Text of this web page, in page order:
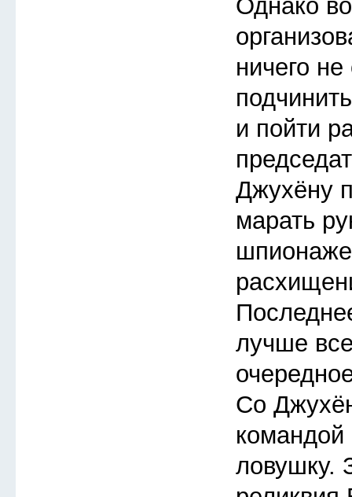
Однако
ничего
и пойти
Джухёну
марать
лучше
Со
ловушку.